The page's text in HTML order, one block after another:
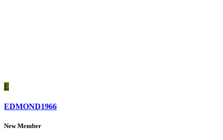
E
EDMOND1966
New Member